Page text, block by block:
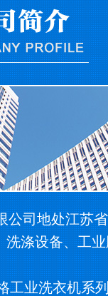
司地处江苏
涤设备、工
业洗衣机系